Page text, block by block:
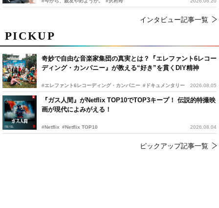
PICKUP
奇妙で自由な音楽家集団の真実とは？『エレファント6レコー
ディング・カンパニー』が教える“好き”を貫くDIY精神
#エレファント6レコーディング・カンパニー #ドキュメンタリー 2026.08.05
『ガス人間』がNetflix TOP10でTOP3キープ！ 伝説的特撮映
画が現代によみがえる！
#Netflix #Netflix TOP10 2026.08.04
ピックアップ記事一覧
インタビュー記事一覧